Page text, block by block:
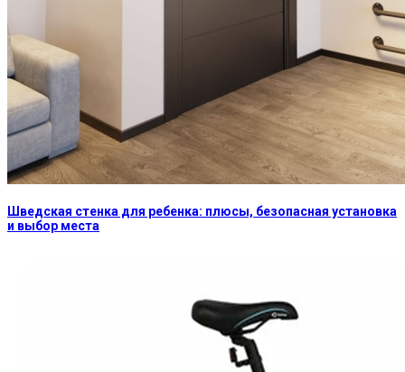
Шведская стенка для ребенка: плюсы, безопасная установка
и выбор места